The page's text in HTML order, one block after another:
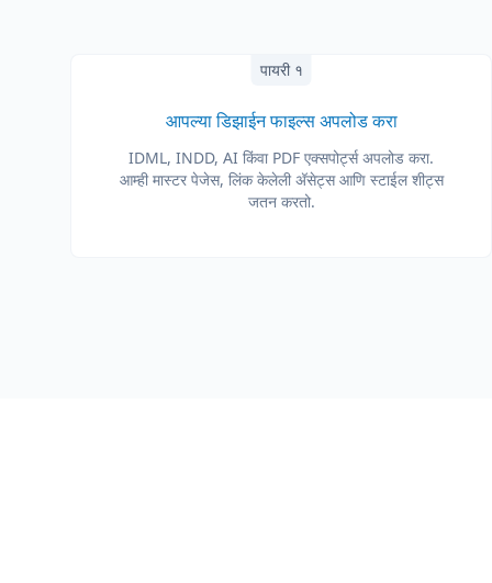
पायरी १
आपल्या डिझाईन फाइल्स अपलोड करा
IDML, INDD, AI किंवा PDF एक्सपोर्ट्स अपलोड करा.
आम्ही मास्टर पेजेस, लिंक केलेली अ‍ॅसेट्स आणि स्टाईल शीट्स
जतन करतो.